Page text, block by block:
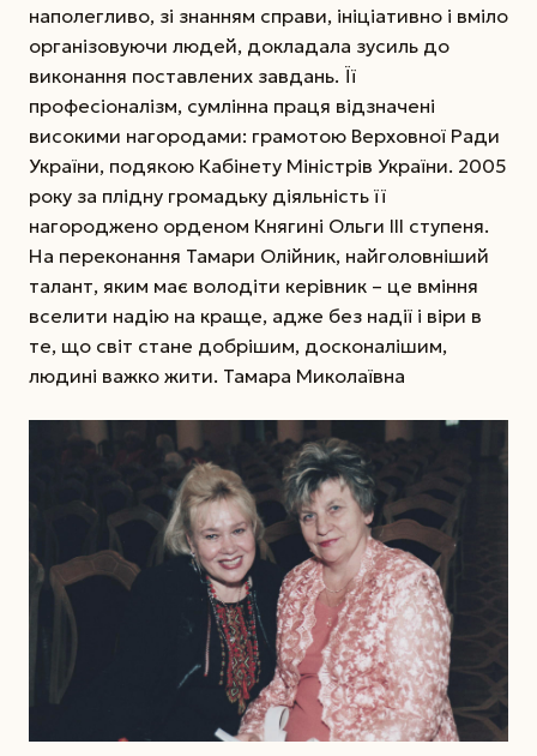
наполегливо, зі знанням справи, ініціативно і вміло
організовуючи людей, докладала зусиль до
виконання поставлених завдань. Її
професіоналізм, сумлінна праця відзначені
високими нагородами: грамотою Верховної Ради
України, подякою Кабінету Міністрів України. 2005
року за плідну громадьку діяльність її
нагороджено орденом Княгині Ольги ІІІ ступеня.
На переконання Тамари Олійник, найголовніший
талант, яким має володіти керівник – це вміння
вселити надію на краще, адже без надії і віри в
те, що світ стане добрішим, досконалішим,
людині важко жити. Тамара Миколаївна